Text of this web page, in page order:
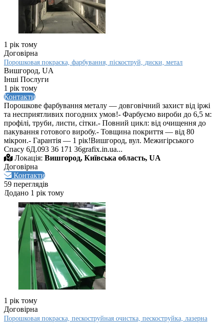
1 рік тому
Договірна
Порошковая покраска, фарбування, піскоструй, диски, метал
Вишгород, UA
Інші Послуги
1 рік тому
Контакти
Порошкове фарбування металу — довговічний захист від іржі
та несприятливих погодних умов!- Фарбуємо вироби до 6,5 м:
профілі, труби, листи, сітки.- Повний цикл: від очищення до
пакування готового виробу.- Товщина покриття — від 80
мікрон.- Гарантія — 1 рік!Вишгород, вул. Межигірського
Спасу 6Д.093 36 171 36grafix.in.ua...
Локація: Вишгород, Київська область, UA
Договірна
Контакти
59 переглядів
Додано 1 рік тому
1 рік тому
Договірна
Порошковая покраска, пескоструйная очистка, пескоструйка, лазерна